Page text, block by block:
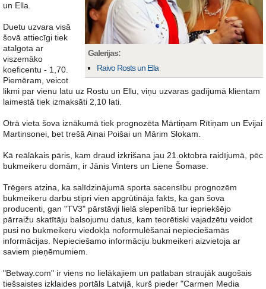
Galerijas:
Raivo Rosts un Ella
un Ella.
Duetu uzvara visā
šovā attiecīgi tiek
atalgota ar
viszemāko
koeficentu - 1,70.
Piemēram, veicot
likmi par vienu latu uz Rostu un Ellu, viņu uzvaras gadījumā klientam
laimestā tiek izmaksāti 2,10 lati.
Otrā vieta šova iznākumā tiek prognozēta Mārtiņam Rītiņam un Evijai
Martinsonei, bet trešā Ainai Poišai un Mārim Slokam.
Kā reālākais pāris, kam draud izkrišana jau 21.oktobra raidījumā, pēc
bukmeikeru domām, ir Jānis Vinters un Liene Šomase.
Trēgers atzina, ka salīdzinājumā sporta sacensību prognozēm
bukmeikeru darbu stipri vien apgrūtināja fakts, ka gan šova
producenti, gan "TV3" pārstāvji lielā slepenībā tur iepriekšējo
pārraižu skatītāju balsojumu datus, kam teorētiski vajadzētu veidot
pusi no bukmeikeru viedokļa noformulēšanai nepieciešamās
informācijas. Nepieciešamo informāciju bukmeikeri aizvietoja ar
saviem pieņēmumiem.
"Betway.com" ir viens no lielākajiem un patlaban straujāk augošais
tiešsaistes izklaides portāls Latvijā, kurš pieder "Carmen Media